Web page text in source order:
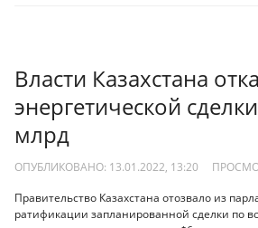
Власти Казахстана
энергетической
млрд
ОПУБЛИКОВАНО: 13.01.2022, 13:20
Правительство Казахстана отозвало из
ратификации запланированной сделки по